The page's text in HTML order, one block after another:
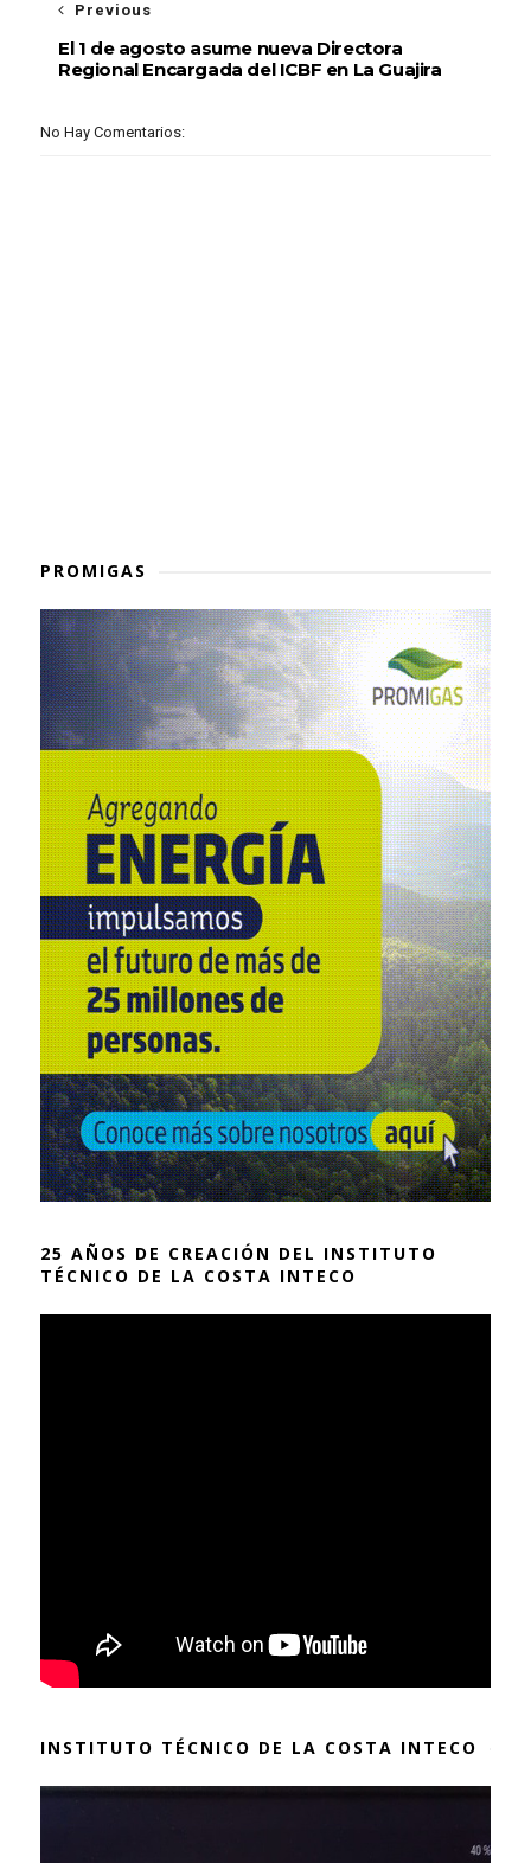
Previous
El 1 de agosto asume nueva Directora
Regional Encargada del ICBF en La Guajira
No Hay Comentarios:
PROMIGAS
25 AÑOS DE CREACIÓN DEL INSTITUTO
TÉCNICO DE LA COSTA INTECO
INSTITUTO TÉCNICO DE LA COSTA INTECO